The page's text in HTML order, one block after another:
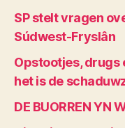
SP stelt vragen
Súdwest-Fryslân
Opstootjes, drugs
het is de
DE BUORREN YN